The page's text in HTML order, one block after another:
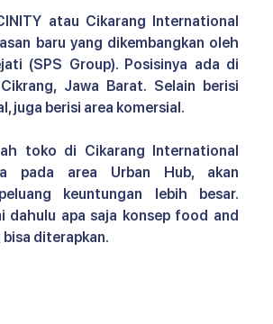
atau Cikarang International
baru yang dikembangkan oleh
(SPS Group). Posisinya ada di
Jawa Barat. Selain berisi
juga berisi area komersial.
toko di Cikarang International
pada area Urban Hub, akan
keuntungan lebih besar.
dahulu apa saja konsep food and
bisa diterapkan.